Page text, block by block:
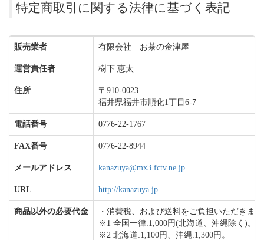
特定商取引に関する法律に基づく表記
販売業者 有限会社 お茶の金津屋
運営責任者 樹下 恵太
住所
〒910-0023
福井県福井市順化1丁目6-7
電話番号 0776-22-1767
FAX番号 0776-22-8944
メールアドレス kanazuya@mx3.fctv.ne.jp
URL http://kanazuya.jp
商品以外の必要代金
・消費税、および送料をご負担いただきま
※1 全国一律:1,000円(北海道、沖縄除く)。
※2 北海道:1,100円、沖縄:1,300円。